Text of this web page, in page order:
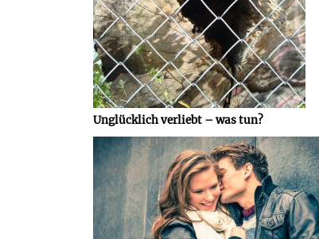
Unglücklich verliebt – was tun?